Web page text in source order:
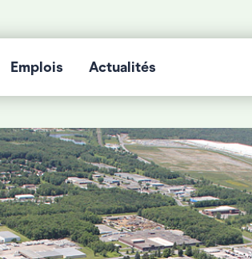
Emplois Actualités